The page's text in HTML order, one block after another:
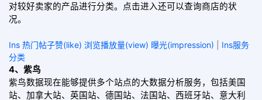
对较好卖家的产品进行分类。点击进入还可以查询商店的状
况。
Ins 热门帖子赞(like) 浏览播放量(view) 曝光(impression)
Ins服务
分类
4、紫鸟
紫鸟数据现在能够提供多个站点的大数据分析服务，包括美国
站、加拿大站、英国站、德国站、法国站、西班牙站、意大利